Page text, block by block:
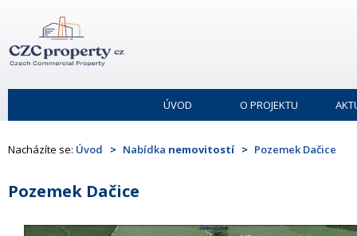
ÚVOD O PROJEKTU
Nacházíte se: Úvod Nabídka nemovitostí Pozemek Dačice
Pozemek Dačice